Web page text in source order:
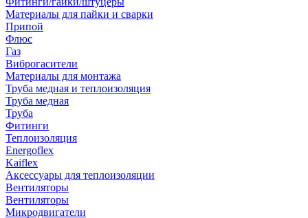
Материалы для пайки и сварки
Припой
Флюс
Газ
Виброгасители
Материалы для монтажа
Труба медная и теплоизоляция
Труба медная
Труба
Фитинги
Теплоизоляция
Energoflex
Kaiflex
Аксессуары для теплоизоляции
Вентиляторы
Вентиляторы
Микродвигатели